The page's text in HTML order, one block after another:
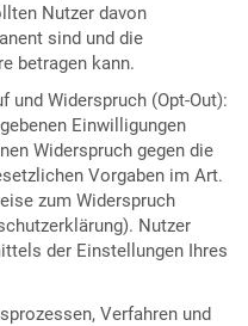
Nutzer davon
sind und die
betragen kann.
und Widerspruch (Opt-Out):
Einwilligungen
Widerspruch gegen die
Vorgaben im Art.
zum Widerspruch
Nutzer
der Einstellungen Ihres
Verfahren und